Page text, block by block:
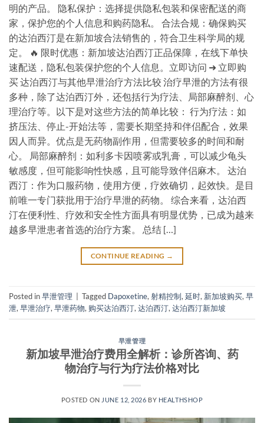
明的产品。 隐私保护：选择提供隐私包装和保密配送的商
家，保护您的个人信息和购药隐私。 合法合规：确保购买
的达泊西汀是在新加坡合法销售的，符合卫生科学局的规
定。 🔥 限时优惠：新加坡达泊西汀正品保障，在线下单快
速配送，隐私包装保护您的个人信息。立即访问 ➜ 立即购
买 达泊西汀与其他早泄治疗方法比较 治疗早泄的方法有很
多种，除了达泊西汀外，还包括行为疗法、局部麻醉剂、心
理治疗等。以下是对这些方法的简单比较： 行为疗法：如
挤压法、停止-开始法等，需要长期坚持和伴侣配合，效果
因人而异。优点是无药物副作用，但需要较多的时间和耐
心。 局部麻醉剂：如利多卡因喷雾或乳膏，可以减少龟头
敏感度，但可能影响性快感，且可能导致伴侣麻木。 达泊
西汀：作为口服药物，使用方便，疗效确切，起效快。是目
前唯一专门获批用于治疗早泄的药物。 综合来看，达泊西
汀在便利性、疗效和安全性方面具有明显优势，已成为越来
越多早泄患者首选的治疗方案。 总结 […]
CONTINUE READING →
Posted in早泄管理 Tagged Dapoxetine, 射精控制, 延时, 新加坡购买, 早
泄, 早泄治疗, 早泄药物, 购买达泊西汀, 达泊西汀, 达泊西汀新加坡
早泄管理
新加坡早泄治疗费用全解析：诊所咨询、药
物治疗与行为疗法价格对比
POSTED ON JUNE 12, 2026 BY HEALTHSHOP